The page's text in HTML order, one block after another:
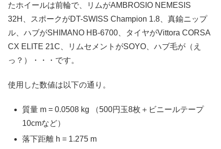
たホイールは前輪で、リムがAMBROSIO NEMESIS
32H、スポークがDT-SWISS Champion 1.8、真鍮ニップ
ル、ハブがSHIMANO HB-6700、タイヤがVittora CORSA
CX ELITE 21C、リムセメントがSOYO、ハブ毛が（え
っ？）・・・です。
使用した数値は以下の通り。
質量 m = 0.0508 kg （500円玉8枚＋ビニールテープ
10cmなど）
落下距離 h = 1.275 m